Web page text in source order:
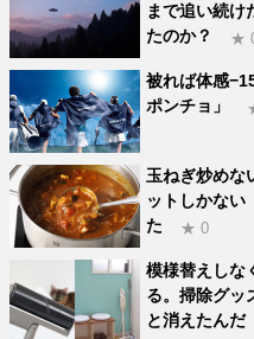
まで追い続け
たのか？
★
被れば体感
ポンチョ」
玉ねぎ炒めな
ットしかない
た
★ 0
模様替えしな
る。掃除グッ
と消えたんだ